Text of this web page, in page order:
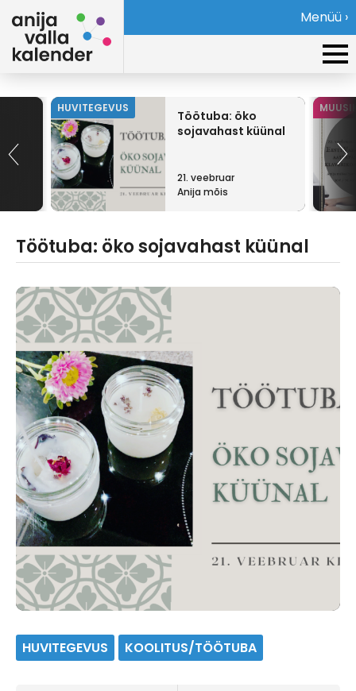
Menüü ›
HUVITEGEVUS
Töötuba: öko
sojavahast küünal
21. veebruar
Anija mõis
Töötuba: öko sojavahast küünal
HUVITEGEVUS KOOLITUS/TÖÖTUBA